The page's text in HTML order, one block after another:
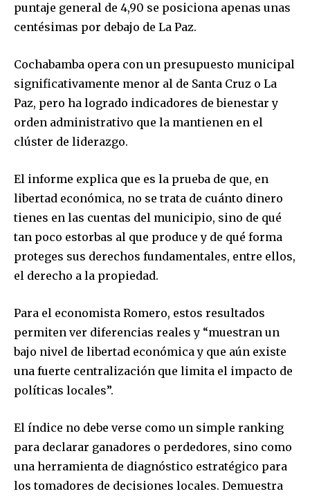
puntaje general de 4,90 se posiciona apenas unas
centésimas por debajo de La Paz.
Cochabamba opera con un presupuesto municipal
significativamente menor al de Santa Cruz o La
Paz, pero ha logrado indicadores de bienestar y
orden administrativo que la mantienen en el
clúster de liderazgo.
El informe explica que es la prueba de que, en
libertad económica, no se trata de cuánto dinero
tienes en las cuentas del municipio, sino de qué
tan poco estorbas al que produce y de qué forma
proteges sus derechos fundamentales, entre ellos,
el derecho a la propiedad.
Para el economista Romero, estos resultados
permiten ver diferencias reales y “muestran un
bajo nivel de libertad económica y que aún existe
una fuerte centralización que limita el impacto de
políticas locales”.
El índice no debe verse como un simple ranking
para declarar ganadores o perdedores, sino como
una herramienta de diagnóstico estratégico para
los tomadores de decisiones locales. Demuestra